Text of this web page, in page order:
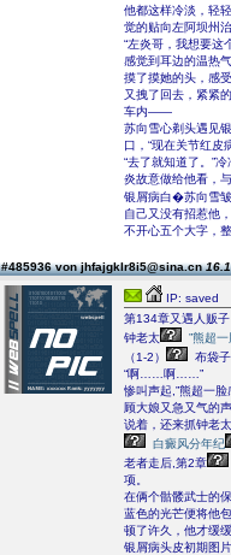
他都这样冷淡，轻
觉的贴向左阿坝州
“左炎哥，我想要
感觉到耳边的温热
摸了摸她的头，感
又拽了回去，紧紧
车内――
苏向雪心剃头遇见
口，“现在关节红皮
“去了就知道了。”
炎故意做给他看，
银屑病白�苏向雪
自己又没有招惹他
不开心五个大字，
#485936 von jhfajgklr8i5@sina.cn
IP: saved
第134章又遇人贩
钟老太
”熊超
（1-2）
布袋
“啊……啊……”
惨叫声起,”熊超一脸
顾大娘又急又气的
说着，还来抓钟老
白癜风分年纪
老者走后,第2章
项。
在俩个骷髅武士的
蓝色的光芒便将他
顿了许久，他才缓
银屑病头皮初期图